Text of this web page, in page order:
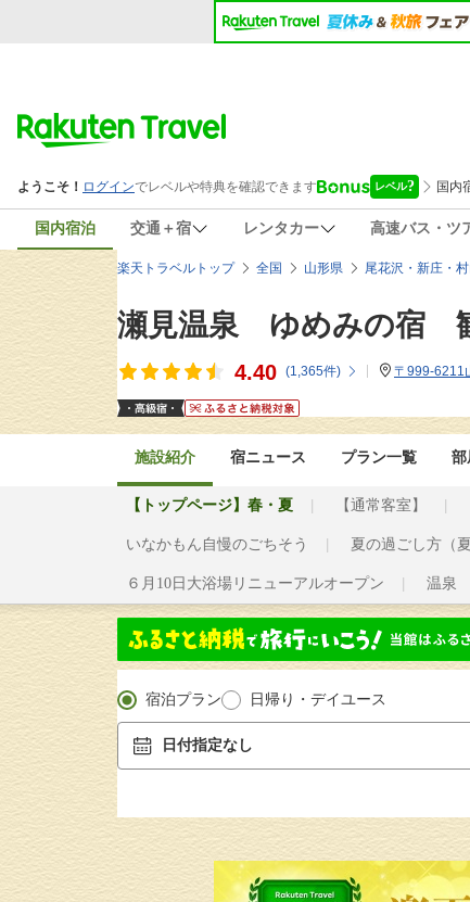
国内宿泊 交通＋宿 レンタカー 高速バス・ツ
楽天トラベルトップ 全国 山形県 尾花沢・新庄・
瀬見温泉 ゆめみの宿
4.40 (1,365件) 〒999-6211
施設紹介 宿ニュース プラン一覧 部
【トップページ】春・夏 【通常客室】
いなかもん自慢のごちそう 夏の過ごし方（夏
６月10日大浴場リニューアルオープン 温泉
宿泊プラン 日帰り・デイユース
日付指定なし